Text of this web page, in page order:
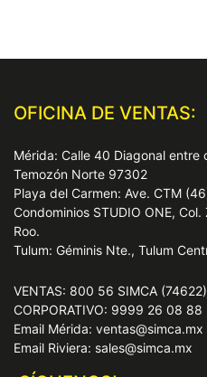
OFICINA DE VENTAS:
Mérida: Calle 40 Diagonal entre
Temozón Norte 97302
Playa del Carmen: Ave. CTM
Condominios STUDIO ONE,
Roo.
Tulum: Géminis Nte., Tulum
VENTAS: 800 56 SIMCA (74622)
CORPORATIVO: 9999 26 08 88
Email Mérida: ventas@simca.mx
Email Riviera: sales@simca.mx